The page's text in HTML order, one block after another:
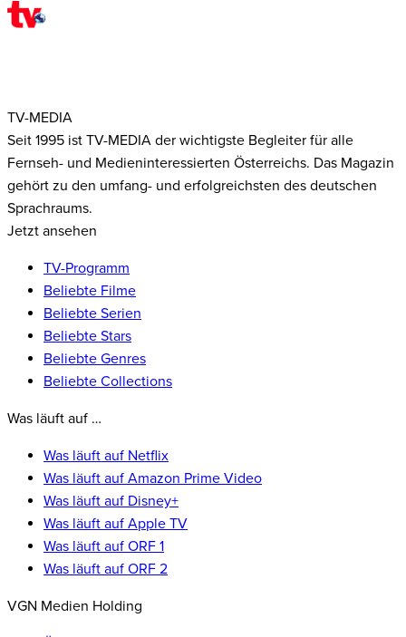
TV-MEDIA
Seit 1995 ist TV-MEDIA der wichtigste Begleiter für alle
Fernseh- und Medieninteressierten Österreichs. Das Magazin
gehört zu den umfang- und erfolgreichsten des deutschen
Sprachraums.
Jetzt ansehen
TV-Programm
Beliebte Filme
Beliebte Serien
Beliebte Stars
Beliebte Genres
Beliebte Collections
Was läuft auf …
Was läuft auf Netflix
Was läuft auf Amazon Prime Video
Was läuft auf Disney+
Was läuft auf Apple TV
Was läuft auf ORF 1
Was läuft auf ORF 2
VGN Medien Holding